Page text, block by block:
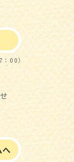
：00）